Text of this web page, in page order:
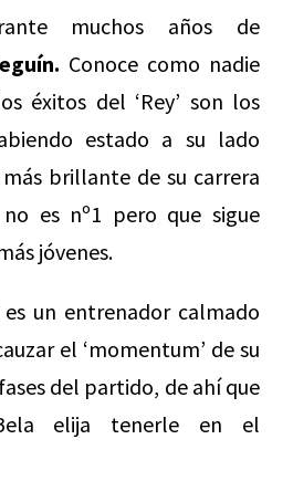
muchos años de
Conoce como nadie
éxitos del ‘Rey’ son los
estado a su lado
brillante de su carrera
es nº1 pero que sigue
jóvenes.
un entrenador calmado
el ‘momentum’ de su
del partido, de ahí que
elija tenerle en el